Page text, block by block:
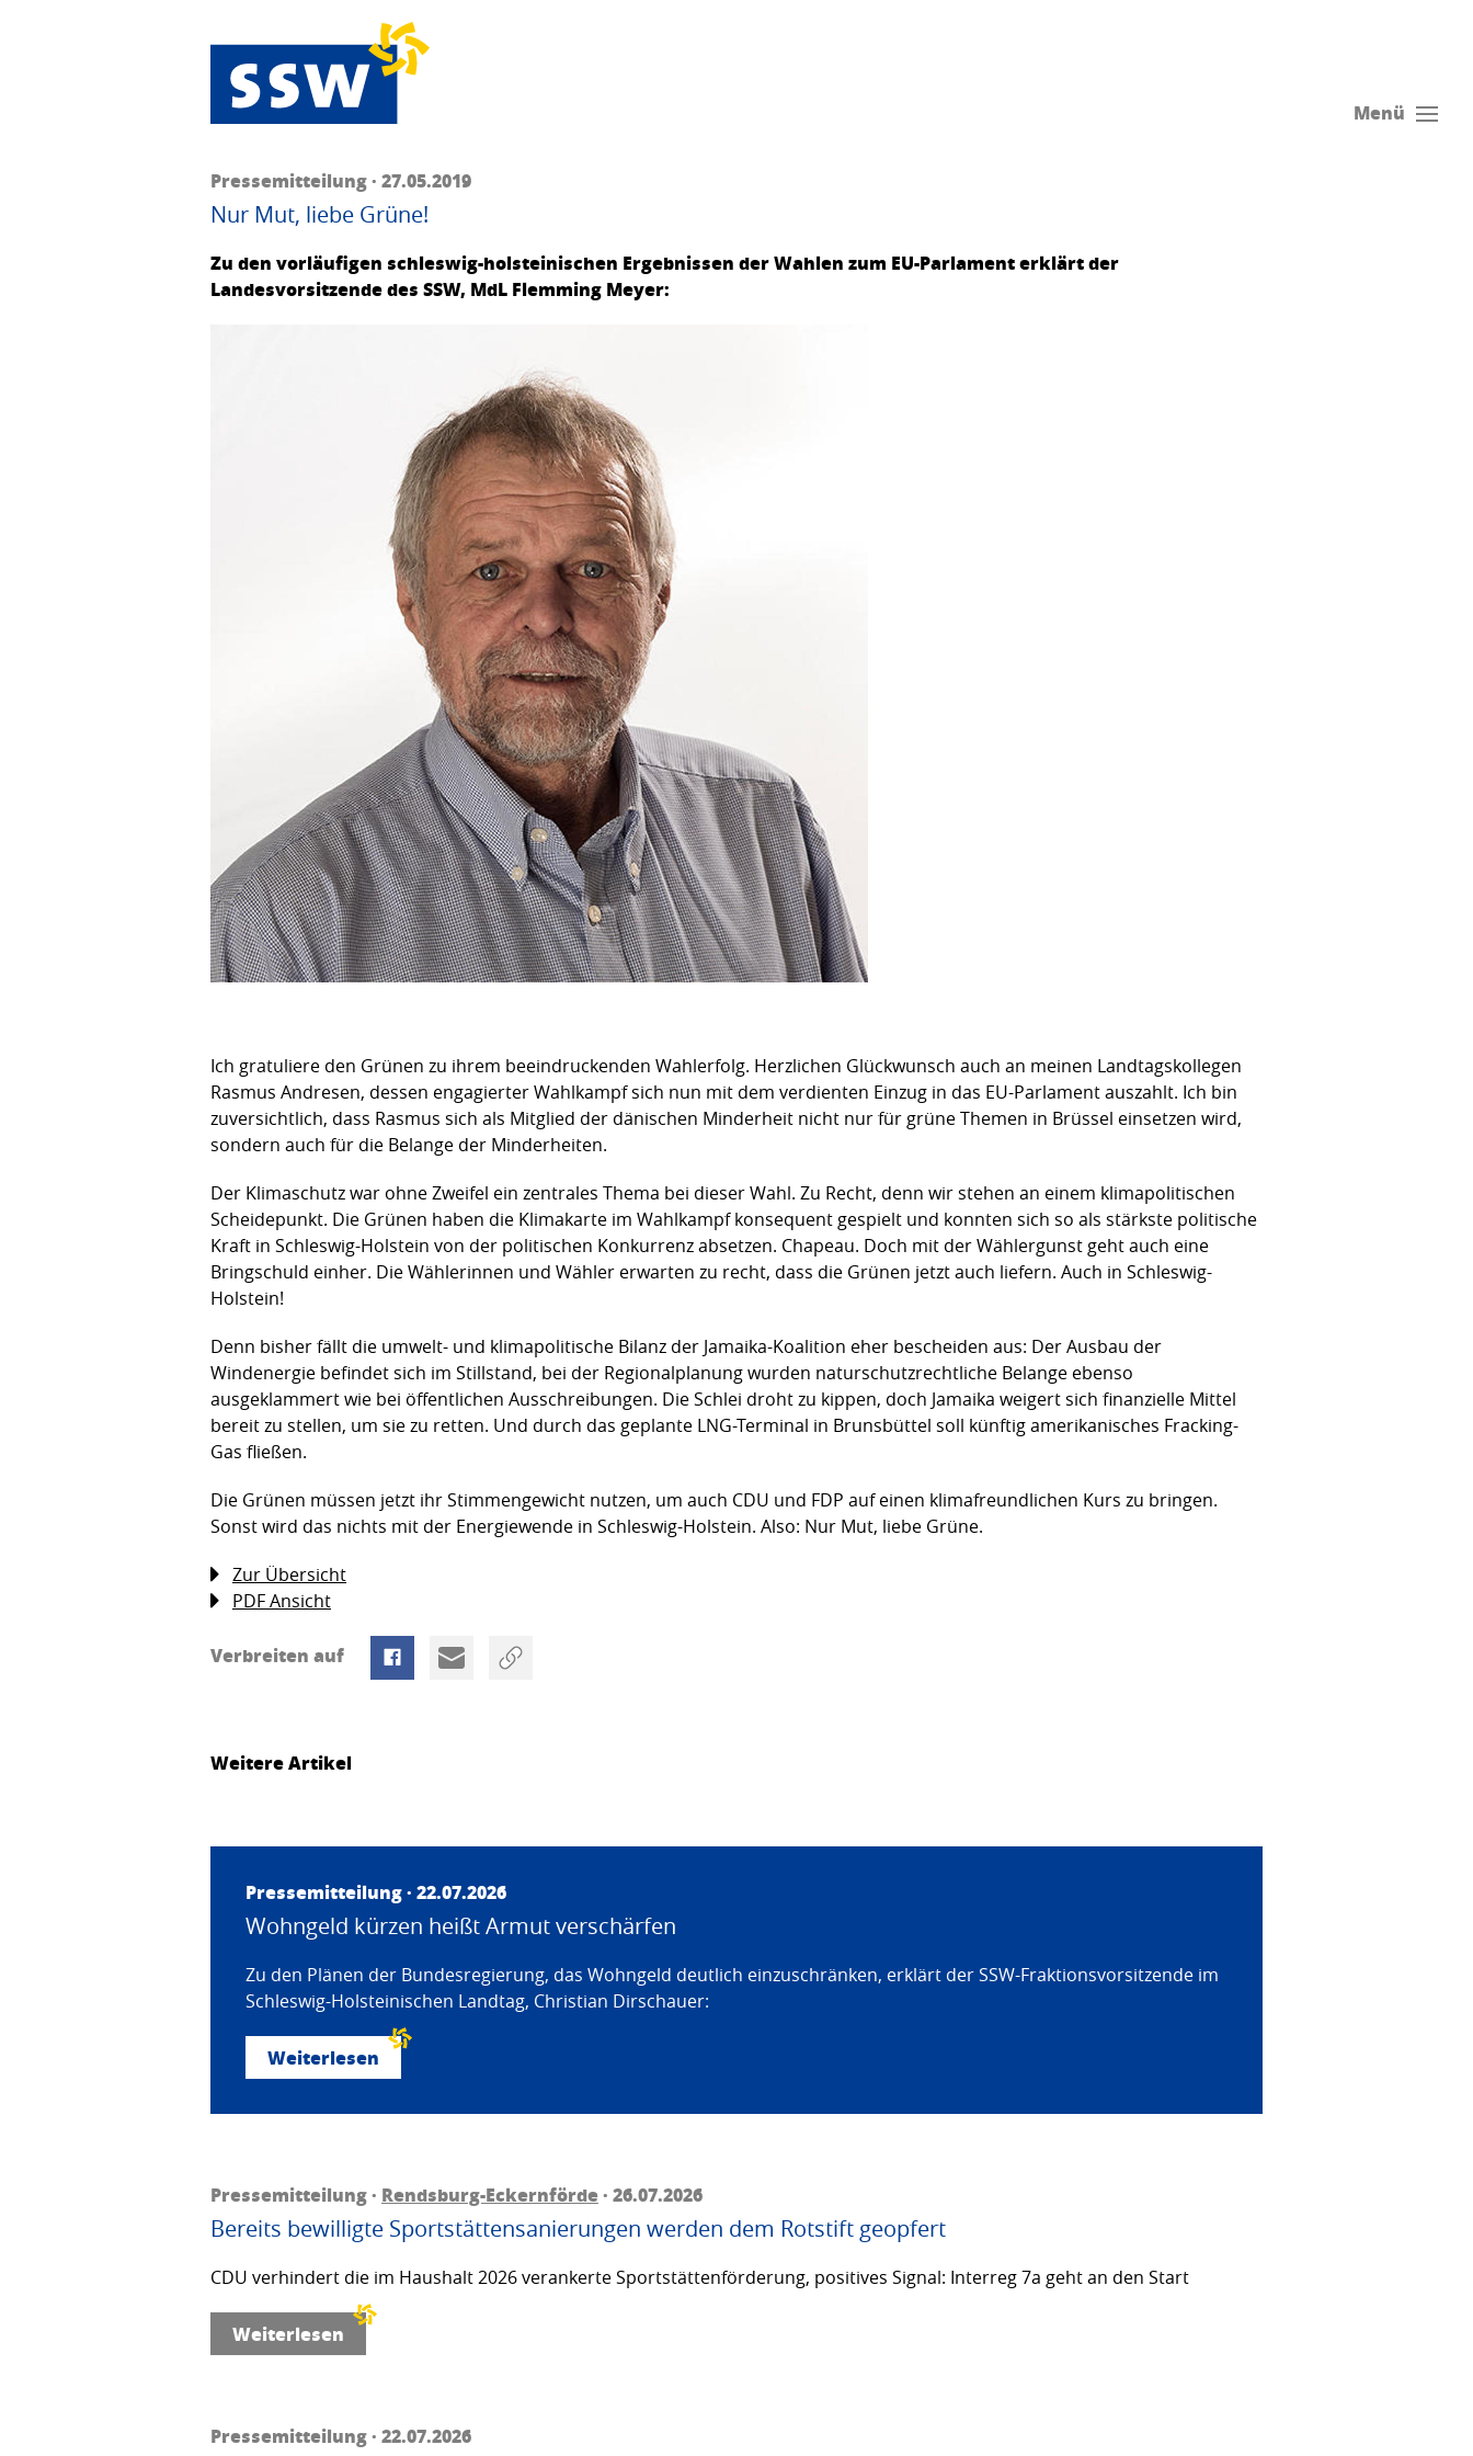
Menü
Pressemitteilung · 27.05.2019
Nur Mut, liebe Grüne!
Zu den vorläufigen schleswig-holsteinischen Ergebnissen der Wahlen zum EU-Parlament erklärt der
Landesvorsitzende des SSW, MdL Flemming Meyer:
Ich gratuliere den Grünen zu ihrem beeindruckenden Wahlerfolg. Herzlichen Glückwunsch auch an meinen Landtagskollegen
Rasmus Andresen, dessen engagierter Wahlkampf sich nun mit dem verdienten Einzug in das EU-Parlament auszahlt. Ich bin
zuversichtlich, dass Rasmus sich als Mitglied der dänischen Minderheit nicht nur für grüne Themen in Brüssel einsetzen wird,
sondern auch für die Belange der Minderheiten.
Der Klimaschutz war ohne Zweifel ein zentrales Thema bei dieser Wahl. Zu Recht, denn wir stehen an einem klimapolitischen
Scheidepunkt. Die Grünen haben die Klimakarte im Wahlkampf konsequent gespielt und konnten sich so als stärkste politische
Kraft in Schleswig-Holstein von der politischen Konkurrenz absetzen. Chapeau. Doch mit der Wählergunst geht auch eine
Bringschuld einher. Die Wählerinnen und Wähler erwarten zu recht, dass die Grünen jetzt auch liefern. Auch in Schleswig-
Holstein!
Denn bisher fällt die umwelt- und klimapolitische Bilanz der Jamaika-Koalition eher bescheiden aus: Der Ausbau der
Windenergie befindet sich im Stillstand, bei der Regionalplanung wurden naturschutzrechtliche Belange ebenso
ausgeklammert wie bei öffentlichen Ausschreibungen. Die Schlei droht zu kippen, doch Jamaika weigert sich finanzielle Mittel
bereit zu stellen, um sie zu retten. Und durch das geplante LNG-Terminal in Brunsbüttel soll künftig amerikanisches Fracking-
Gas fließen.
Die Grünen müssen jetzt ihr Stimmengewicht nutzen, um auch CDU und FDP auf einen klimafreundlichen Kurs zu bringen.
Sonst wird das nichts mit der Energiewende in Schleswig-Holstein. Also: Nur Mut, liebe Grüne.
Zur Übersicht
PDF Ansicht
Verbreiten auf
Weitere Artikel
Pressemitteilung · 22.07.2026
Wohngeld kürzen heißt Armut verschärfen
Zu den Plänen der Bundesregierung, das Wohngeld deutlich einzuschränken, erklärt der SSW-Fraktionsvorsitzende im
Schleswig-Holsteinischen Landtag, Christian Dirschauer:
Weiterlesen
Pressemitteilung · Rendsburg-Eckernförde· 26.07.2026
Bereits bewilligte Sportstättensanierungen werden dem Rotstift geopfert
CDU verhindert die im Haushalt 2026 verankerte Sportstättenförderung, positives Signal: Interreg 7a geht an den Start
Weiterlesen
Pressemitteilung · 22.07.2026